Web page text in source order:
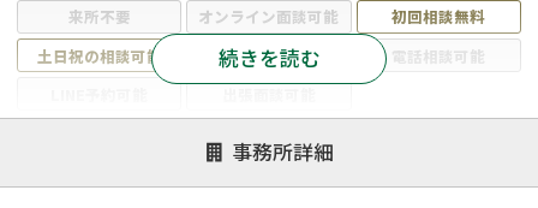
来所不要 オンライン面談可能
初回相談無料
土日祝の相談可能
19時以降電話可能
電話相談可能
遺言書作成・遺言執行
相続放棄
相続登記
続きを読む
事務所詳細